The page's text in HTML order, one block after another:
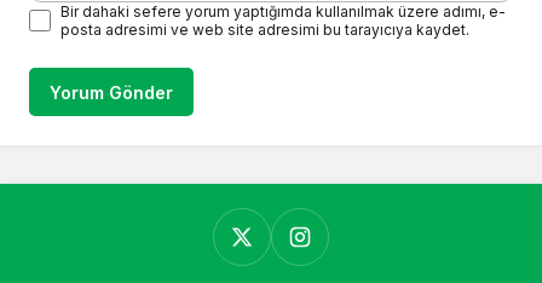
Bir dahaki sefere yorum yaptığımda kullanılmak üzere adımı, e-
posta adresimi ve web site adresimi bu tarayıcıya kaydet.
Yorum Gönder